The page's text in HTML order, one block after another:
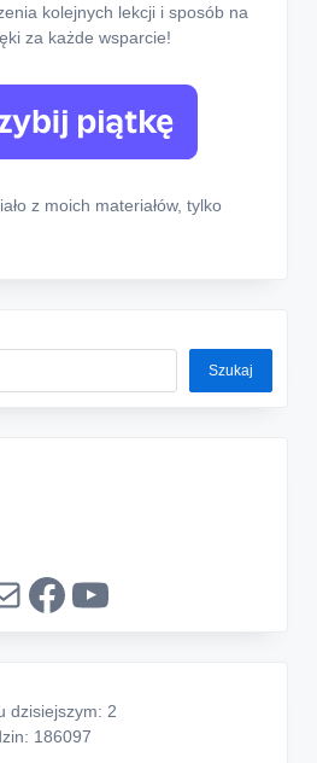
kolejnych lekcji i sposób na
za każde wsparcie!
z moich materiałów, tylko
Szukaj
Facebook
YouTube
dzisiejszym: 2
186097